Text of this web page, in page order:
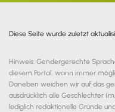
Diese Seite wurde zuletzt
Hinweis: Gendergerechte
diesem Portal, wann immer
Daneben weichen wir auf das
ausdrücklich alle Geschlechter
lediglich redaktionelle Gründe